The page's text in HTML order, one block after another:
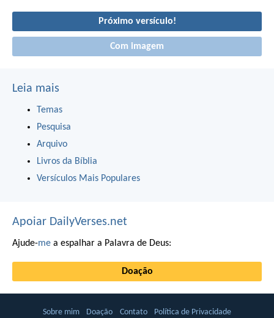
Próximo versículo!
Com imagem
Leia mais
Temas
Pesquisa
Arquivo
Livros da Bíblia
Versículos Mais Populares
Apoiar DailyVerses.net
Ajude-me a espalhar a Palavra de Deus:
Doação
Sobre mim Doação Contato Política de Privacidade